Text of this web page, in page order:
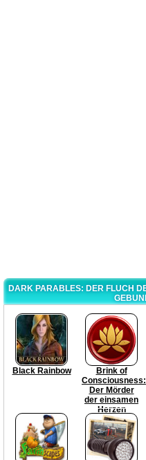
DARK PARABLES: DER FLUCH
Black Rainbow
Brink of
Consciousness:
Der Mörder
der einsamen
Herzen